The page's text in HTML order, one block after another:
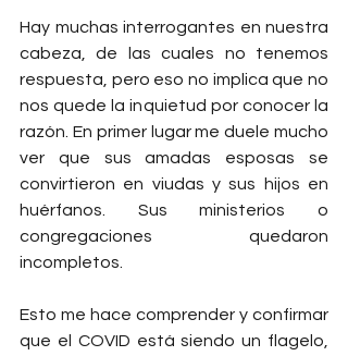
Hay muchas interrogantes en nuestra
cabeza, de las cuales no tenemos
respuesta, pero eso no implica que no
nos quede la inquietud por conocer la
razón. En primer lugar me duele mucho
ver que sus amadas esposas se
convirtieron en viudas y sus hijos en
huérfanos. Sus ministerios o
congregaciones quedaron
incompletos.
Esto me hace comprender y confirmar
que el COVID está siendo un flagelo,